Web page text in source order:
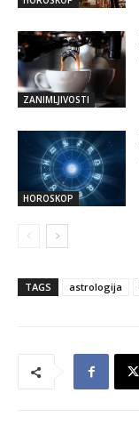
ZANIMLJIVOSTI
HOROSKOP
TAGS astrologija